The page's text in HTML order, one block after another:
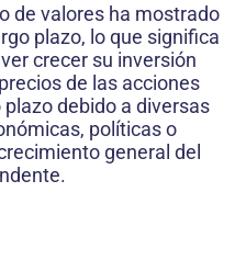
de valores ha mostrado
plazo, lo que significa
crecer su inversión
de las acciones
debido a diversas
políticas o
general del